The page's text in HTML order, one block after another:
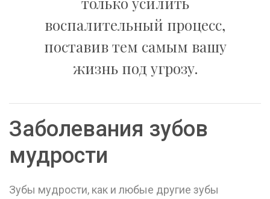
воспалительный процесс,
поставив тем самым вашу
жизнь под угрозу.
Заболевания зубов
мудрости
Зубы мудрости, как и любые другие зубы